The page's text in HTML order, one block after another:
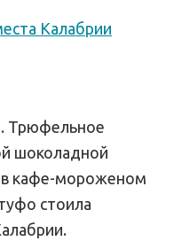
Калабрии
. Трюфельное
шоколадной
кафе-мороженом
стоила